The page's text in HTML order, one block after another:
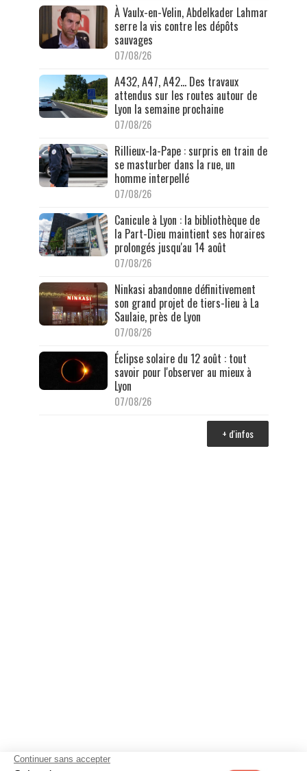
À Vaulx-en-Velin, Abdelkader Lahmar
serre la vis contre les dépôts
sauvages
07/08/26
A432, A47, A42… Des travaux
attendus sur les routes autour de
Lyon la semaine prochaine
07/08/26
Rillieux-la-Pape : surpris en train de
se masturber dans la rue, un
homme interpellé
07/08/26
Canicule à Lyon : la bibliothèque de
la Part-Dieu maintient ses horaires
prolongés jusqu'au 14 août
07/08/26
Ninkasi abandonne définitivement
son grand projet de tiers-lieu à La
Saulaie, près de Lyon
07/08/26
Éclipse solaire du 12 août : tout
savoir pour l'observer au mieux à
Lyon
07/08/26
+ d'infos